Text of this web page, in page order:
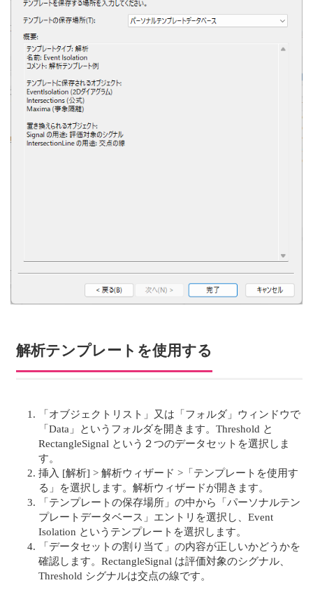
解析テンプレートを使用する
「オブジェクトリスト」又は「フォルダ」ウィンドウで
「Data」というフォルダを開きます。Threshold と
RectangleSignal という２つのデータセットを選択しま
す。
挿入 [解析] > 解析ウィザード >「テンプレートを使用す
る」を選択します。解析ウィザードが開きます。
「テンプレートの保存場所」の中から「パーソナルテン
プレートデータベース」エントリを選択し、Event
Isolation というテンプレートを選択します。
「データセットの割り当て」の内容が正しいかどうかを
確認します。RectangleSignal は評価対象のシグナル、
Threshold シグナルは交点の線です。